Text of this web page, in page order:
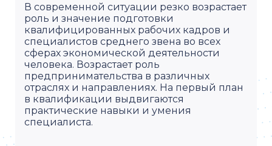
В современной ситуации резко возрастает
роль и значение подготовки
квалифицированных рабочих кадров и
специалистов среднего звена во всех
сферах экономической деятельности
человека. Возрастает роль
предпринимательства в различных
отраслях и направлениях. На первый план
в квалификации выдвигаются
практические навыки и умения
специалиста.